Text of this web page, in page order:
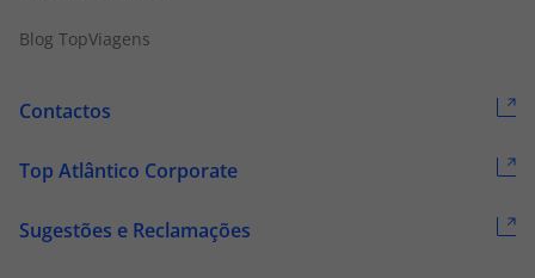
Blog TopViagens
Contactos
Top Atlântico Corporate
Sugestões e Reclamações